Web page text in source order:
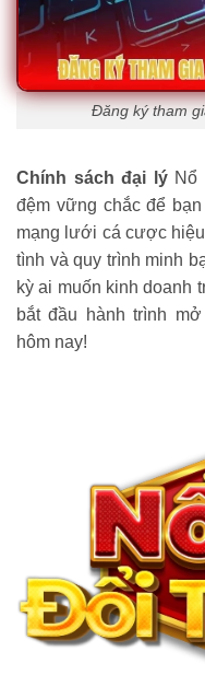
Đăng ký tham
Chính sách đại lýNổ
đệm vững chắc để
mạng lưới cá cược
tình và quy trình minh
kỳ ai muốn kinh doanh
bắt đầu hành trình
hôm nay!